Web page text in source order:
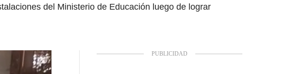
del Ministerio de Educación luego de lograr